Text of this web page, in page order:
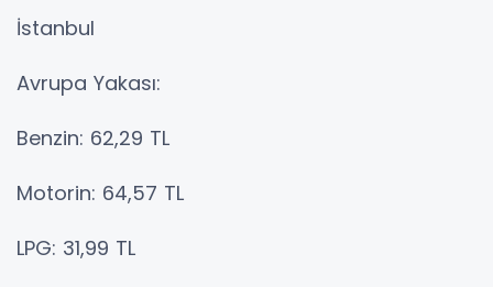
İstanbul
Avrupa Yakası:
Benzin: 62,29 TL
Motorin: 64,57 TL
LPG: 31,99 TL